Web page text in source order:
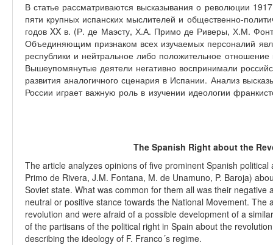
В статье рассматриваются высказывания о революции
пяти крупных испанских мыслителей и общественно-
годов XX в. (Р. де Маэсту, Х.А. Примо де Риверы, Х.М.
Объединяющим признаком всех изучаемых персоналий
республики и нейтральное либо положительное
Вышеупомянутые деятели негативно воспринимали
развития аналогичного сценария в Испании. Анализ
России играет важную роль в изучении идеологии
The Spanish Right about the
The article analyzes opinions of five prominent Spanish
Primo de Rivera, J.M. Fontana, M. de Unamuno, P. Baroja)
Soviet state. What was common for them all was their negative
neutral or positive stance towards the National Movement.
revolution and were afraid of a possible development of a
of the partisans of the political right in Spain about the
describing the ideology of F. Franco´s regime.